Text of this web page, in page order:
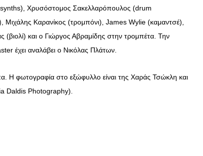
synths), Χρυσόστομος Σακελλαρόπουλος (drum
Καρανίκος (τρομπόνι), James Wylie (καμαντσέ),
και ο Γιώργος Αβραμίδης στην τρομπέτα. Την
έχει αναλάβει ο Νικόλας Πλάτων.
Η φωτογραφία στο εξώφυλλο είναι της Χαράς Τσώκλη και
Daldis Photography).
Ο Κώστας Καζάκος μας μιλάει
13/06/2018